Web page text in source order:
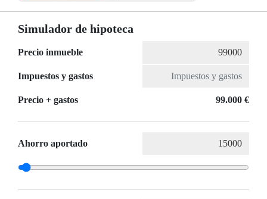
Simulador de hipoteca
Precio inmueble
Impuestos y gastos
Precio + gastos 99.000 €
Ahorro aportado